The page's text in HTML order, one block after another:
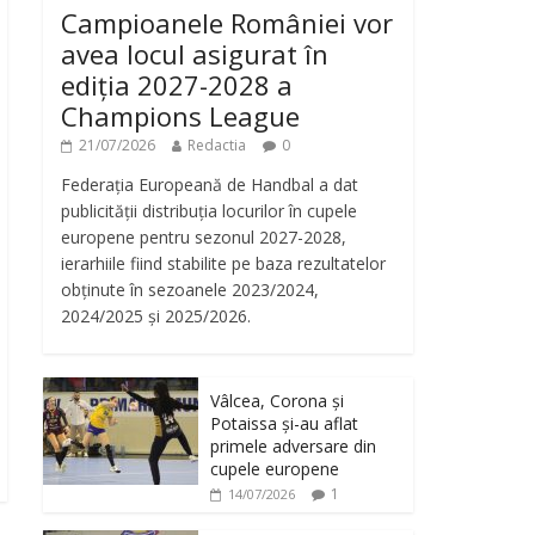
Campioanele României vor
avea locul asigurat în
ediția 2027-2028 a
Champions League
21/07/2026 Redactia 0
Federația Europeană de Handbal a dat
publicității distribuția locurilor în cupele
europene pentru sezonul 2027-2028,
ierarhiile fiind stabilite pe baza rezultatelor
obținute în sezoanele 2023/2024,
2024/2025 și 2025/2026.
Vâlcea, Corona și
Potaissa și-au aflat
primele adversare din
cupele europene
14/07/2026 1